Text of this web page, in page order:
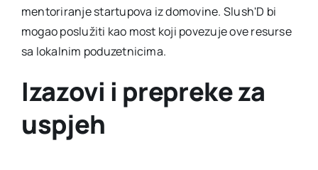
mentoriranje startupova iz domovine. Slush'D bi
mogao poslužiti kao most koji povezuje ove resurse
sa lokalnim poduzetnicima.
Izazovi i prepreke za
uspjeh